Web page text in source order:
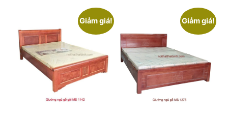
14.500.000 ₫.
12.500.000 ₫.
7.000.000 ₫.
Giảm giá! Giảm giá!